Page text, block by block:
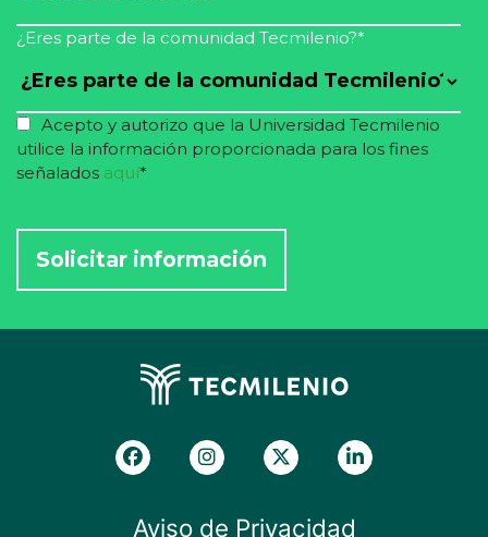
¿Eres parte de la comunidad Tecmilenio?*
Acepto y autorizo que la Universidad Tecmilenio
utilice la información proporcionada para los fines
señalados aquí*
Aviso de Privacidad